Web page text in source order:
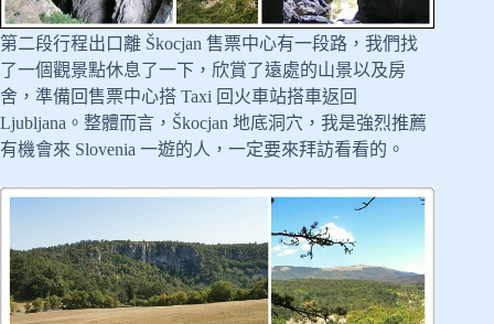
第二段行程出口離 Škocjan 售票中心有一段路，我們找
了一個觀景點休息了一下，欣賞了遠處的山景以及房
舍，準備回售票中心搭 Taxi 回火車站搭車返回
Ljubljana。整體而言，Škocjan 地底洞穴，我是強烈推薦
有機會來 Slovenia 一遊的人，一定要來拜訪看看的。